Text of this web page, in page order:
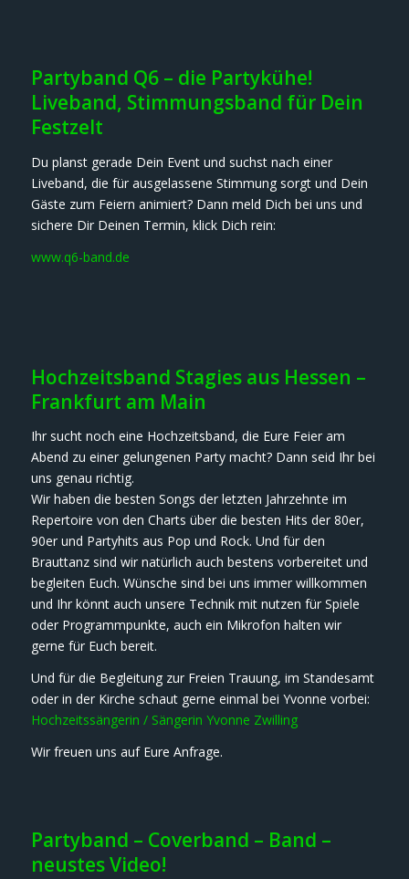
Partyband Q6 – die Partykühe!
Liveband, Stimmungsband für Dein
Festzelt
Du planst gerade Dein Event und suchst nach einer
Liveband, die für ausgelassene Stimmung sorgt und Dein
Gäste zum Feiern animiert? Dann meld Dich bei uns und
sichere Dir Deinen Termin, klick Dich rein:
www.q6-band.de
Hochzeitsband Stagies aus Hessen –
Frankfurt am Main
Ihr sucht noch eine Hochzeitsband, die Eure Feier am
Abend zu einer gelungenen Party macht? Dann seid Ihr bei
uns genau richtig.
Wir haben die besten Songs der letzten Jahrzehnte im
Repertoire von den Charts über die besten Hits der 80er,
90er und Partyhits aus Pop und Rock. Und für den
Brauttanz sind wir natürlich auch bestens vorbereitet und
begleiten Euch. Wünsche sind bei uns immer willkommen
und Ihr könnt auch unsere Technik mit nutzen für Spiele
oder Programmpunkte, auch ein Mikrofon halten wir
gerne für Euch bereit.
Und für die Begleitung zur Freien Trauung, im Standesamt
oder in der Kirche schaut gerne einmal bei Yvonne vorbei:
Hochzeitssängerin / Sängerin Yvonne Zwilling
Wir freuen uns auf Eure Anfrage.
Partyband – Coverband – Band –
neustes Video!